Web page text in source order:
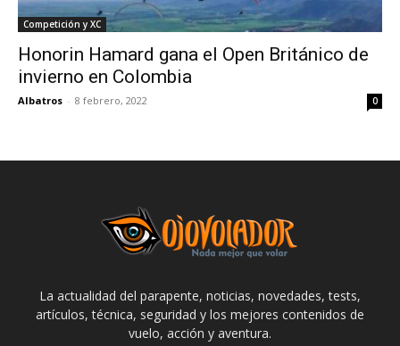
Competición y XC
Honorin Hamard gana el Open Británico de
invierno en Colombia
Albatros - 8 febrero, 2022 0
La actualidad del parapente, noticias, novedades, tests,
artículos, técnica, seguridad y los mejores contenidos de
vuelo, acción y aventura.